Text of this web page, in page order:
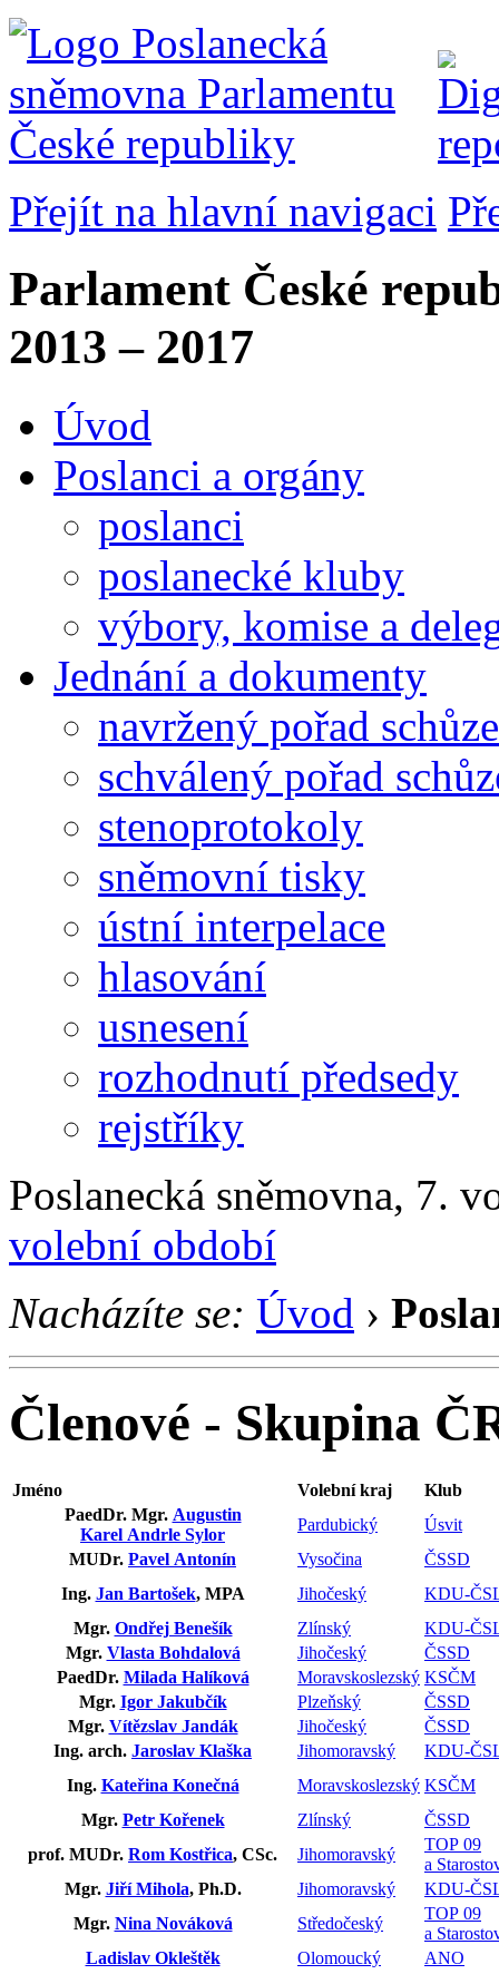
Přejít na hlavní navigaci
Parlament České
2013 – 2017
Úvod
Poslanci a orgány
poslanci
poslanecké kluby
výbory, komise a
Jednání a dokumenty
navržený pořad schůze
schválený pořad
stenoprotokoly
sněmovní tisky
ústní interpelace
hlasování
usnesení
rozhodnutí předsedy
rejstříky
Poslanecká sněmovna, 7.
volební období
Nacházíte se: Úvod ›
Členové - Skupina
Jméno Volební kraj
Klub
PaedDr. Mgr. Augustin
Karel Andrle Sylor
Pardubický
Úsvit
MUDr. Pavel Antonín Vysočina
ČSSD
Ing. Jan Bartošek, MPA Jihočeský
KDU-
Mgr. Ondřej Benešík Zlínský
KDU-
Mgr. Vlasta Bohdalová Jihočeský
ČSSD
PaedDr. Milada Halíková Moravskoslezský KSČM
Mgr. Igor Jakubčík Plzeňský
ČSSD
Mgr. Vítězslav Jandák Jihočeský
ČSSD
Ing. arch. Jaroslav Klaška Jihomoravský
KDU-
Ing. Kateřina Konečná Moravskoslezský KSČM
Mgr. Petr Kořenek Zlínský
ČSSD
prof. MUDr. Rom Kostřica, CSc. Jihomoravský
TOP 09
a
Mgr. Jiří Mihola, Ph.D. Jihomoravský
KDU-
Mgr. Nina Nováková Středočeský
TOP 09
a
Ladislav Okleštěk
Olomoucký
ANO